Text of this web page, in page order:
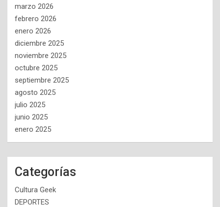
marzo 2026
febrero 2026
enero 2026
diciembre 2025
noviembre 2025
octubre 2025
septiembre 2025
agosto 2025
julio 2025
junio 2025
enero 2025
Categorías
Cultura Geek
DEPORTES